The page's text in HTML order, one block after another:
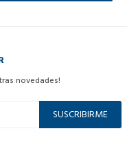
novedades!
SUSCRIBIRME